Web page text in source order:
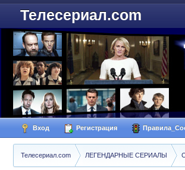
Телесериал.com
Вход Регистрация
Телесериал.com ЛЕГЕНДАРНЫЕ СЕРИАЛЫ